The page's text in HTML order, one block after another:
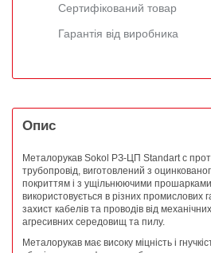
Сертифікований товар
Гарантія від виробника
Опис
Металорукав Sokol РЗ-ЦП Standart c
трубопровід, виготовлений з
покриттям і з ущільнюючими
використовується в різних промислових
захист кабелів та проводів від
агресивних середовищ та пилу.
Металорукав має високу міцність і